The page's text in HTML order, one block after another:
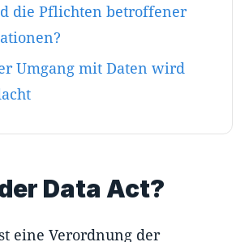
die Pflichten betroffener
Umgang mit Daten wird
Data Act?
eine Verordnung der